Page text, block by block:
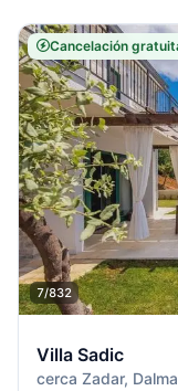
Cancelación
7/832
Villa Sadic
cerca Zadar,